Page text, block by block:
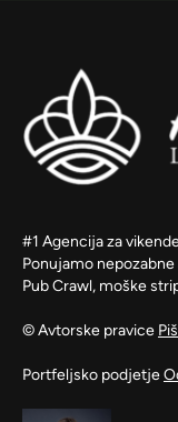
#1 Agencija za
Ponujamo
Pub Crawl, moške
© Avtorske pravice
Portfeljsko podjetje